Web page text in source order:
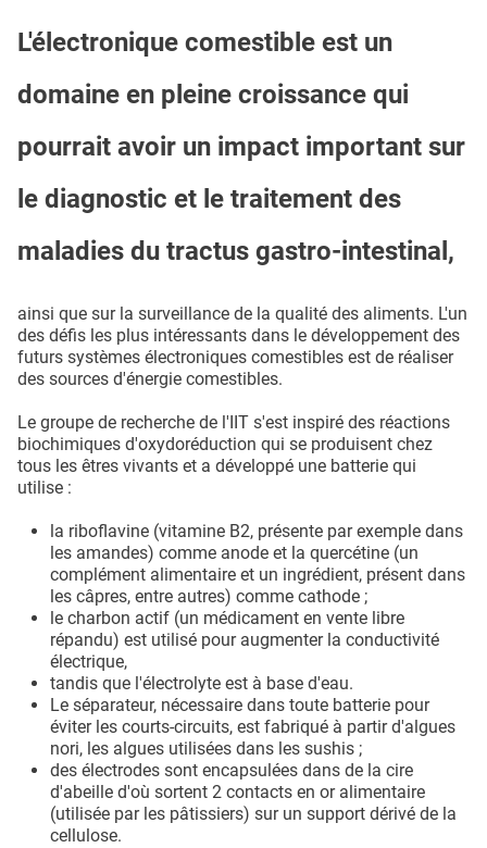
L'électronique comestible est un
domaine en pleine croissance qui
pourrait avoir un impact important sur
le diagnostic et le traitement des
maladies du tractus gastro-intestinal,
ainsi que sur la surveillance de la qualité des aliments. L'un
des défis les plus intéressants dans le développement des
futurs systèmes électroniques comestibles est de réaliser
des sources d'énergie comestibles.
Le groupe de recherche de l'IIT s'est inspiré des réactions
biochimiques d'oxydoréduction qui se produisent chez
tous les êtres vivants et a développé une batterie qui
utilise :
la riboflavine (vitamine B2, présente par exemple dans
les amandes) comme anode et la quercétine (un
complément alimentaire et un ingrédient, présent dans
les câpres, entre autres) comme cathode ;
le charbon actif (un médicament en vente libre
répandu) est utilisé pour augmenter la conductivité
électrique,
tandis que l'électrolyte est à base d'eau.
Le séparateur, nécessaire dans toute batterie pour
éviter les courts-circuits, est fabriqué à partir d'algues
nori, les algues utilisées dans les sushis ;
des électrodes sont encapsulées dans de la cire
d'abeille d'où sortent 2 contacts en or alimentaire
(utilisée par les pâtissiers) sur un support dérivé de la
cellulose.